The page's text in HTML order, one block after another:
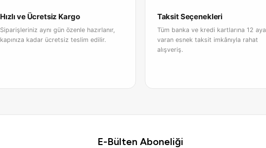
Hızlı ve Ücretsiz Kargo
Siparişleriniz aynı gün özenle hazırlanır,
kapınıza kadar ücretsiz teslim edilir.
Taksit Seçenekleri
Tüm banka ve kredi kartlarına 12 aya
varan esnek taksit imkânıyla rahat
alışveriş.
E-Bülten Aboneliği